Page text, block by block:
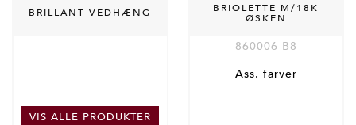
BRILLANT VEDHÆNG
VIS ALLE PRODUKTER
BRIOLETTE M/18K
ØSKEN
860006-B8
Ass. farver